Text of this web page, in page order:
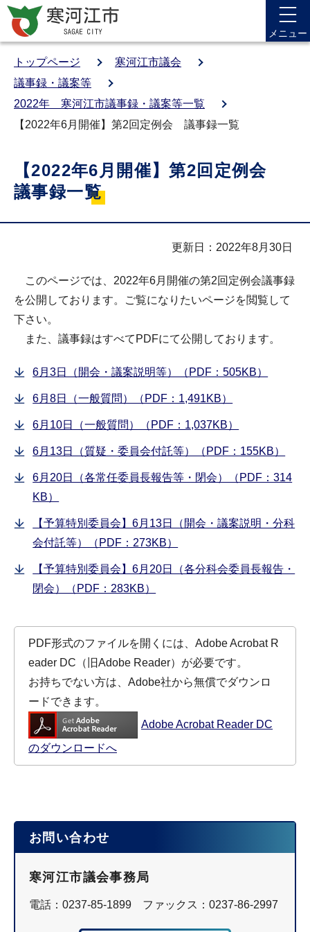
メニュー
トップページ
寒河江市議会
議事録・議案等
2022年 寒河江市議事録・議案等一覧
【2022年6月開催】第2回定例会 議事録一覧
【2022年6月開催】第2回定例会
議事録一覧
更新日：2022年8月30日
このページでは、2022年6月開催の第2回定例会議事録
を公開しております。ご覧になりたいページを閲覧して
下さい。
また、議事録はすべてPDFにて公開しております。
6月3日（開会・議案説明等）（PDF：505KB）
6月8日（一般質問）（PDF：1,491KB）
6月10日（一般質問）（PDF：1,037KB）
6月13日（質疑・委員会付託等）（PDF：155KB）
6月20日（各常任委員長報告等・閉会）（PDF：314
KB）
【予算特別委員会】6月13日（開会・議案説明・分科
会付託等）（PDF：273KB）
【予算特別委員会】6月20日（各分科会委員長報告・
閉会）（PDF：283KB）
PDF形式のファイルを開くには、Adobe Acrobat R
eader DC（旧Adobe Reader）が必要です。
お持ちでない方は、Adobe社から無償でダウンロ
ードできます。
Adobe Acrobat Reader DC
のダウンロードへ
お問い合わせ
寒河江市議会事務局
電話：0237-85-1899 ファックス：0237-86-2997